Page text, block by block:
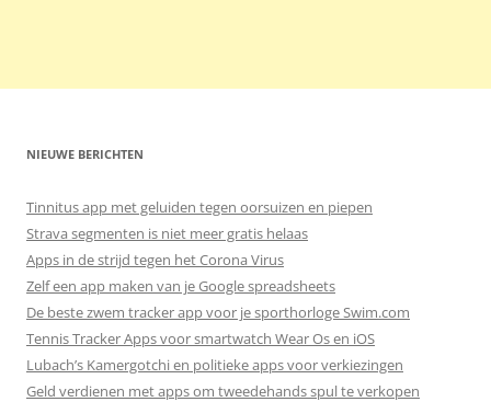
NIEUWE BERICHTEN
Tinnitus app met geluiden tegen oorsuizen en piepen
Strava segmenten is niet meer gratis helaas
Apps in de strijd tegen het Corona Virus
Zelf een app maken van je Google spreadsheets
De beste zwem tracker app voor je sporthorloge Swim.com
Tennis Tracker Apps voor smartwatch Wear Os en iOS
Lubach’s Kamergotchi en politieke apps voor verkiezingen
Geld verdienen met apps om tweedehands spul te verkopen